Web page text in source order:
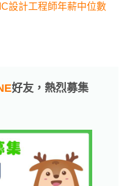
設計工程師年薪中位數
好友，熱烈募集